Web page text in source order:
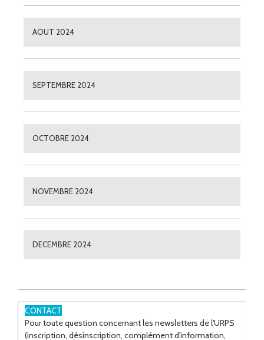
AOUT 2024
SEPTEMBRE 2024
OCTOBRE 2024
NOVEMBRE 2024
DECEMBRE 2024
CONTACT
Pour toute question concernant les newsletters de l'URPS
(inscription, désinscription, complément d'information,